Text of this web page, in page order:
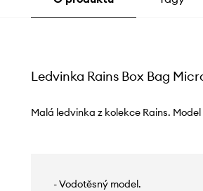
Ledvinka Rains Box Bag
Malá ledvinka z kolekce Rains.
- Vodotěsný model.